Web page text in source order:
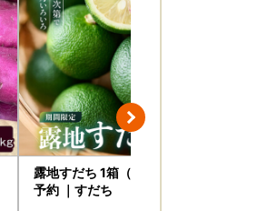
露地すだち 1箱（約1kg） 先行
予約 ｜すだち